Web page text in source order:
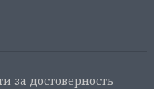
за достоверность